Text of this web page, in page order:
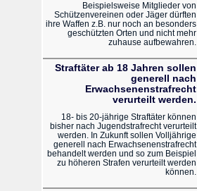
Beispielsweise Mitglieder von
Schützenvereinen oder Jäger dürften
ihre Waffen z.B. nur noch an besonders
geschützten Orten und nicht mehr
zuhause aufbewahren.
Straftäter ab 18 Jahren sollen
generell nach
Erwachsenenstrafrecht
verurteilt werden.
18- bis 20-jährige Straftäter können
bisher nach Jugendstrafrecht verurteilt
werden. In Zukunft sollen Volljährige
generell nach Erwachsenenstrafrecht
behandelt werden und so zum Beispiel
zu höheren Strafen verurteilt werden
können.